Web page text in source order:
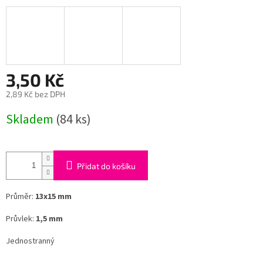
3,50 Kč
2,89 Kč bez DPH
cena:
Skladem (84 ks)
Přidat do košíku
Průměr: 13x15 mm
Průvlek: 1,5 mm
Jednostranný